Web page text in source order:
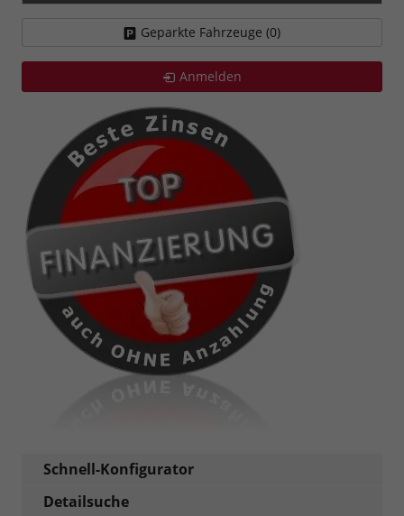
Geparkte Fahrzeuge (0)
Anmelden
Schnell-Konfigurator
Detailsuche